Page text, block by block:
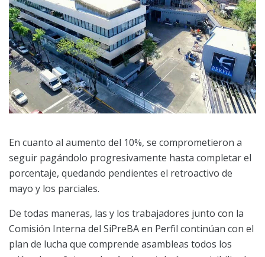
En cuanto al aumento del 10%, se comprometieron a
seguir pagándolo progresivamente hasta completar el
porcentaje, quedando pendientes el retroactivo de
mayo y los parciales.
De todas maneras, las y los trabajadores junto con la
Comisión Interna del SiPreBA en Perfil continúan con el
plan de lucha que comprende asambleas todos los